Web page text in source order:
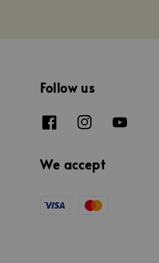
Follow us
We accept